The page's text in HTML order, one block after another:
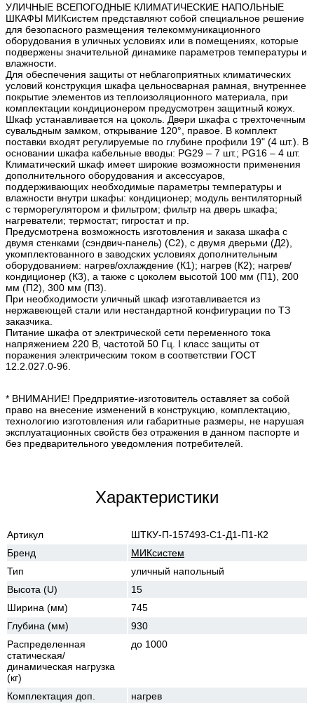
УЛИЧНЫЕ ВСЕПОГОДНЫЕ КЛИМАТИЧЕСКИЕ НАПОЛЬНЫЕ
ШКАФЫ МИКсистем представляют собой специальное решение
для безопасного размещения телекоммуникационного
оборудования в уличных условиях или в помещениях, которые
подвержены значительной динамике параметров температуры и
влажности.
Для обеспечения защиты от неблагоприятных климатических
условий конструкция шкафа цельносварная рамная, внутреннее
покрытие элементов из теплоизоляционного материала, при
комплектации кондиционером предусмотрен защитный кожух.
Шкаф устанавливается на цоколь. Двери шкафа с трехточечным
сувальдным замком, открывание 120°, правое. В комплект
поставки входят регулируемые по глубине профили 19" (4 шт.). В
основании шкафа кабельные вводы: PG29 – 7 шт.; PG16 – 4 шт.
Климатический шкаф имеет широкие возможности применения
дополнительного оборудования и аксессуаров,
поддерживающих необходимые параметры температуры и
влажности внутри шкафы: кондиционер; модуль вентиляторный
с терморегулятором и фильтром; фильтр на дверь шкафа;
нагреватели; термостат; гигростат и пр.
Предусмотрена возможность изготовления и заказа шкафа с
двумя стенками (сэндвич-панель) (С2), с двумя дверьми (Д2),
укомплектованного в заводских условиях дополнительным
оборудованием: нагрев/охлаждение (К1); нагрев (К2); нагрев/
кондиционер (К3), а также с цоколем высотой 100 мм (П1), 200
мм (П2), 300 мм (П3).
При необходимости уличный шкаф изготавливается из
нержавеющей стали или нестандартной конфигурации по ТЗ
заказчика.
Питание шкафа от электрической сети переменного тока
напряжением 220 В, частотой 50 Гц. I класс защиты от
поражения электрическим током в соответствии ГОСТ
12.2.027.0-96.
* ВНИМАНИЕ! Предприятие-изготовитель оставляет за собой
право на внесение изменений в конструкцию, комплектацию,
технологию изготовления или габаритные размеры, не нарушая
эксплуатационных свойств без отражения в данном паспорте и
без предварительного уведомления потребителей.
Характеристики
Артикул
ШТКУ-П-157493-С1-Д1-П1-К2
Бренд
МИКсистем
Тип
уличный напольный
Высота (U)
15
Ширина (мм)
745
Глубина (мм)
930
Распределенная
статическая/
динамическая нагрузка
(кг)
до 1000
Комплектация доп.
нагрев